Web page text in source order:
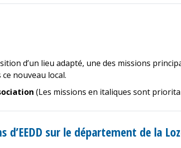
d’un lieu adapté, une des missions
nouveau local.
(Les missions en italiques sont
sur le département de la